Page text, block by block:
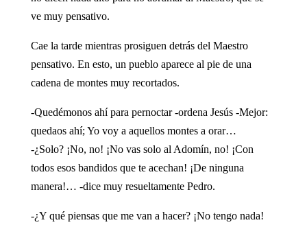
ve muy pensativo.
Cae la tarde mientras prosiguen detrás del Maestro
pensativo. En esto, un pueblo aparece al pie de una
cadena de montes muy recortados.
-Quedémonos ahí para pernoctar -ordena Jesús -Mejor:
quedaos ahí; Yo voy a aquellos montes a orar…
-¿Solo? ¡No, no! ¡No vas solo al Adomín, no! ¡Con
todos esos bandidos que te acechan! ¡De ninguna
manera!… -dice muy resueltamente Pedro.
-¿Y qué piensas que me van a hacer? ¡No tengo nada!